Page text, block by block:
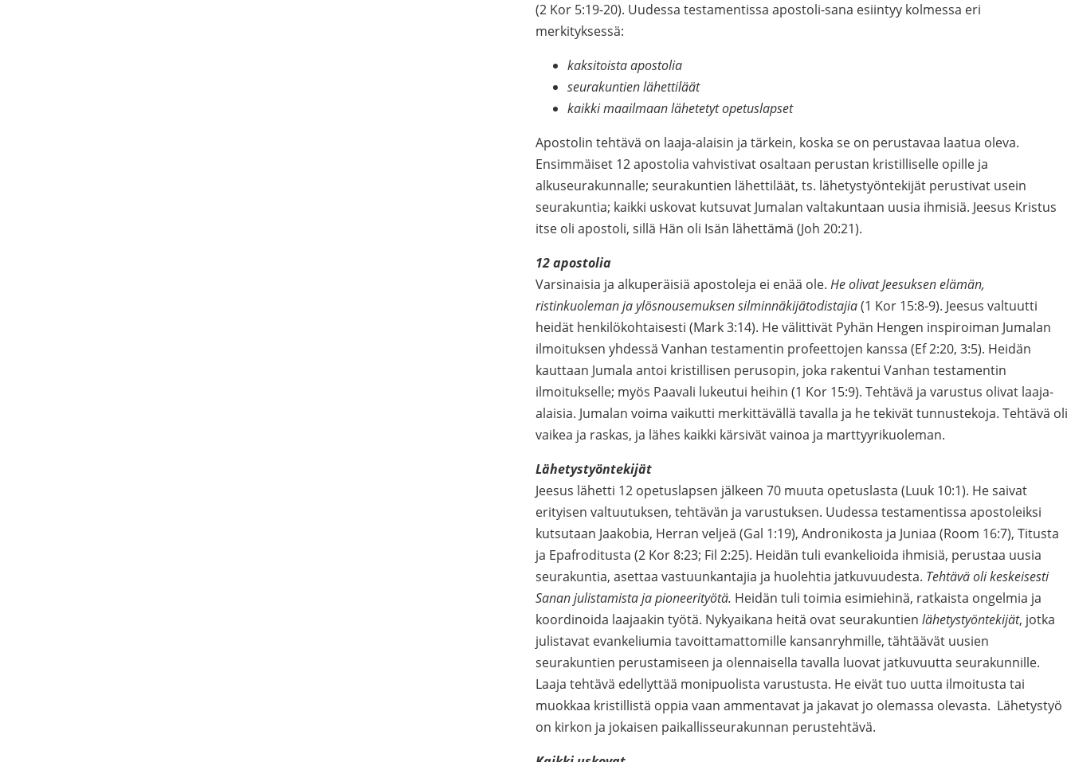
(2 Kor 5:19-20). Uudessa testamentissa apostoli-sana esiintyy kolmessa eri
merkityksessä:
kaksitoista apostolia
seurakuntien lähettiläät
kaikki maailmaan lähetetyt opetuslapset
Apostolin tehtävä on laaja-alaisin ja tärkein, koska se on perustavaa laatua oleva.
Ensimmäiset 12 apostolia vahvistivat osaltaan perustan kristilliselle opille ja
alkuseurakunnalle; seurakuntien lähettiläät, ts. lähetystyöntekijät perustivat usein
seurakuntia; kaikki uskovat kutsuvat Jumalan valtakuntaan uusia ihmisiä. Jeesus Kristus
itse oli apostoli, sillä Hän oli Isän lähettämä (Joh 20:21).
12 apostolia
Varsinaisia ja alkuperäisiä apostoleja ei enää ole. He olivat Jeesuksen elämän,
ristinkuoleman ja ylösnousemuksen silminnäkijätodistajia(1 Kor 15:8-9). Jeesus valtuutti
heidät henkilökohtaisesti (Mark 3:14). He välittivät Pyhän Hengen inspiroiman Jumalan
ilmoituksen yhdessä Vanhan testamentin profeettojen kanssa (Ef 2:20, 3:5). Heidän
kauttaan Jumala antoi kristillisen perusopin, joka rakentui Vanhan testamentin
ilmoitukselle; myös Paavali lukeutui heihin (1 Kor 15:9). Tehtävä ja varustus olivat laaja-
alaisia. Jumalan voima vaikutti merkittävällä tavalla ja he tekivät tunnustekoja. Tehtävä oli
vaikea ja raskas, ja lähes kaikki kärsivät vainoa ja marttyyrikuoleman.
Lähetystyöntekijät
Jeesus lähetti 12 opetuslapsen jälkeen 70 muuta opetuslasta (Luuk 10:1). He saivat
erityisen valtuutuksen, tehtävän ja varustuksen. Uudessa testamentissa apostoleiksi
kutsutaan Jaakobia, Herran veljeä (Gal 1:19), Andronikosta ja Juniaa (Room 16:7), Titusta
ja Epafroditusta (2 Kor 8:23; Fil 2:25). Heidän tuli evankelioida ihmisiä, perustaa uusia
seurakuntia, asettaa vastuunkantajia ja huolehtia jatkuvuudesta. Tehtävä oli keskeisesti
Sanan julistamista ja pioneerityötä. Heidän tuli toimia esimiehinä, ratkaista ongelmia ja
koordinoida laajaakin työtä. Nykyaikana heitä ovat seurakuntien lähetystyöntekijät, jotka
julistavat evankeliumia tavoittamattomille kansanryhmille, tähtäävät uusien
seurakuntien perustamiseen ja olennaisella tavalla luovat jatkuvuutta seurakunnille.
Laaja tehtävä edellyttää monipuolista varustusta. He eivät tuo uutta ilmoitusta tai
muokkaa kristillistä oppia vaan ammentavat ja jakavat jo olemassa olevasta. Lähetystyö
on kirkon ja jokaisen paikallisseurakunnan perustehtävä.